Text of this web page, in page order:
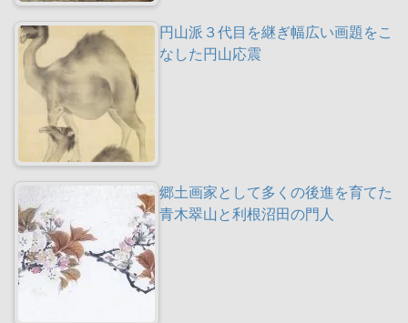
円山派３代目を継ぎ幅広い画題をこ
なした円山応震
郷土画家として多くの後進を育てた
青木翠山と利根沼田の門人